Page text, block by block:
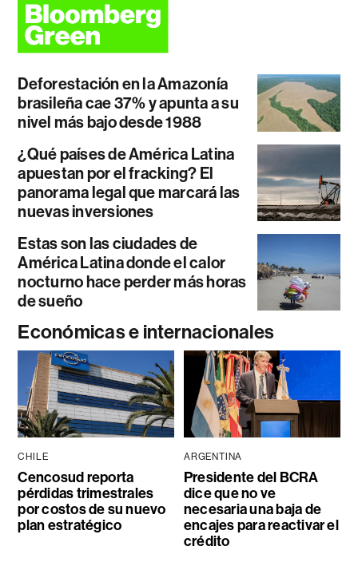
Deforestación en la Amazonía
brasileña cae 37% y apunta a su
nivel más bajo desde 1988
¿Qué países de América Latina
apuestan por el fracking? El
panorama legal que marcará las
nuevas inversiones
Estas son las ciudades de
América Latina donde el calor
nocturno hace perder más horas
de sueño
Económicas e internacionales
CHILE
Cencosud reporta
pérdidas trimestrales
por costos de su nuevo
plan estratégico
ARGENTINA
Presidente del BCRA
dice que no ve
necesaria una baja de
encajes para reactivar el
crédito